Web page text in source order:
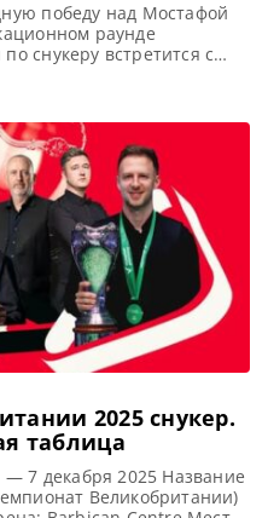
победу над Мостафой
раунде
снукеру встретится с
сообщает WST
в первом раунде
по снукеру в
2025 cнукер.
таблица
7 декабря 2025 Название
Великобритании)